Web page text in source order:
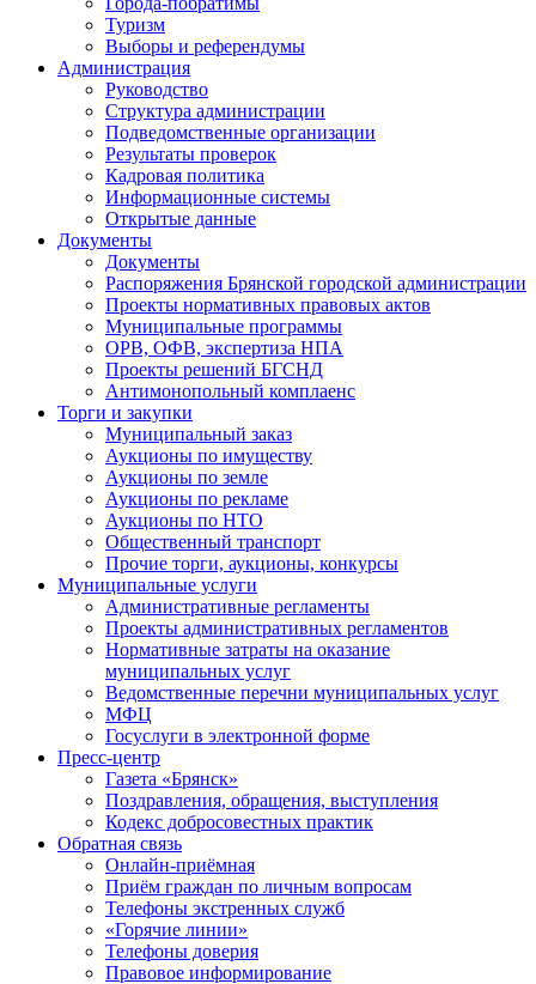
Туризм
Выборы и референдумы
Администрация
Руководство
Структура администрации
Подведомственные организации
Результаты проверок
Кадровая политика
Информационные системы
Открытые данные
Документы
Документы
Распоряжения Брянской городской администрации
Проекты нормативных правовых актов
Муниципальные программы
ОРВ, ОФВ, экспертиза НПА
Проекты решений БГСНД
Антимонопольный комплаенс
Торги и закупки
Муниципальный заказ
Аукционы по имуществу
Аукционы по земле
Аукционы по рекламе
Аукционы по НТО
Общественный транспорт
Прочие торги, аукционы, конкурсы
Муниципальные услуги
Административные регламенты
Проекты административных регламентов
Нормативные затраты на оказание
муниципальных услуг
Ведомственные перечни муниципальных услуг
МФЦ
Госуслуги в электронной форме
Пресс-центр
Газета «Брянск»
Поздравления, обращения, выступления
Кодекс добросовестных практик
Обратная связь
Онлайн-приёмная
Приём граждан по личным вопросам
Телефоны экстренных служб
«Горячие линии»
Телефоны доверия
Правовое информирование